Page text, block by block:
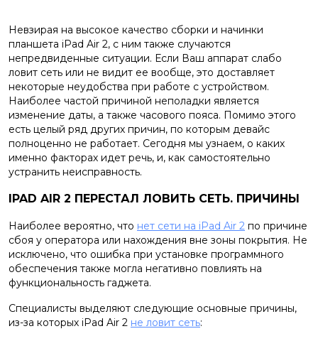
Невзирая на высокое качество сборки и начинки
планшета iPad Air 2, с ним также случаются
непредвиденные ситуации. Если Ваш аппарат слабо
ловит сеть или не видит ее вообще, это доставляет
некоторые неудобства при работе с устройством.
Наиболее частой причиной неполадки является
изменение даты, а также часового пояса. Помимо этого
есть целый ряд других причин, по которым девайс
полноценно не работает. Сегодня мы узнаем, о каких
именно факторах идет речь, и, как самостоятельно
устранить неисправность.
IPAD AIR 2 ПЕРЕСТАЛ ЛОВИТЬ СЕТЬ. ПРИЧИНЫ
Наиболее вероятно, что нет сети на iPad Air 2 по причине
сбоя у оператора или нахождения вне зоны покрытия. Не
исключено, что ошибка при установке программного
обеспечения также могла негативно повлиять на
функциональность гаджета.
Специалисты выделяют следующие основные причины,
из-за которых iPad Air 2 не ловит сеть: